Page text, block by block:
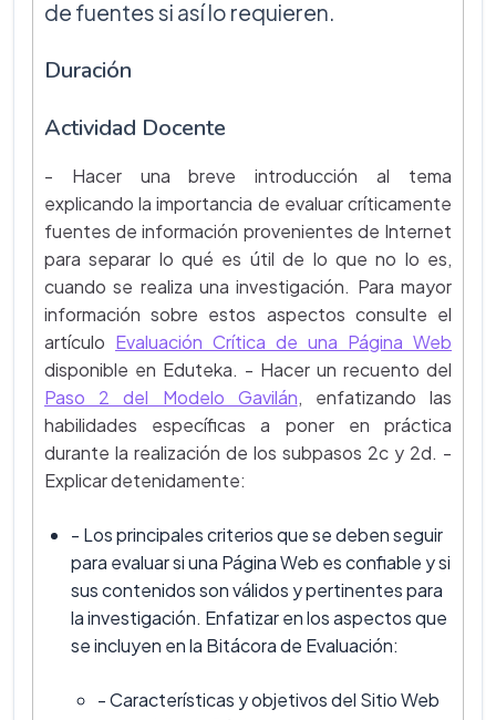
de fuentes si así lo requieren.
Duración
Actividad Docente
- Hacer una breve introducción al tema
explicando la importancia de evaluar críticamente
fuentes de información provenientes de Internet
para separar lo qué es útil de lo que no lo es,
cuando se realiza una investigación. Para mayor
información sobre estos aspectos consulte el
artículo Evaluación Crítica de una Página Web
disponible en Eduteka. - Hacer un recuento del
Paso 2 del Modelo Gavilán, enfatizando las
habilidades específicas a poner en práctica
durante la realización de los subpasos 2c y 2d. -
Explicar detenidamente:
- Los principales criterios que se deben seguir
para evaluar si una Página Web es confiable y si
sus contenidos son válidos y pertinentes para
la investigación. Enfatizar en los aspectos que
se incluyen en la Bitácora de Evaluación:
- Características y objetivos del Sitio Web